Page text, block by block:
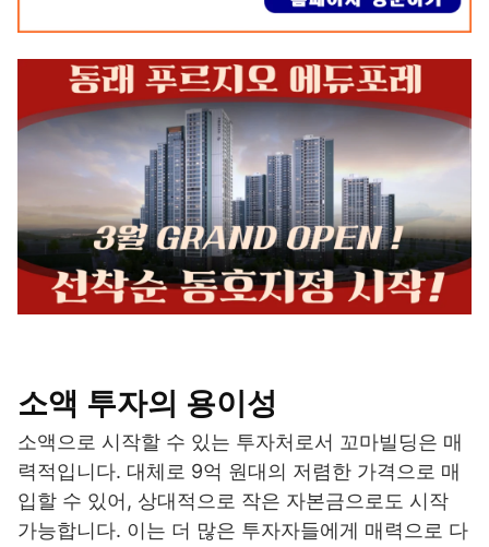
소액 투자의 용이성
소액으로 시작할 수 있는 투자처로서 꼬마빌딩은 매
력적입니다. 대체로 9억 원대의 저렴한 가격으로 매
입할 수 있어, 상대적으로 작은 자본금으로도 시작
가능합니다. 이는 더 많은 투자자들에게 매력으로 다